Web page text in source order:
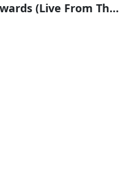
The Feeling Of Falling Upwards (Live From The Royal Albert Hall)